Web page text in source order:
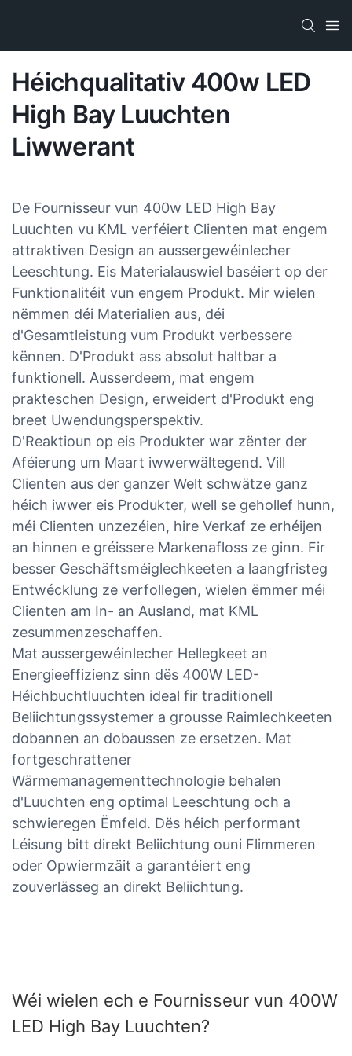
Héichqualitativ 400w LED
High Bay Luuchten
Liwwerant
De Fournisseur vun 400w LED High Bay
Luuchten vu KML verféiert Clienten mat engem
attraktiven Design an aussergewéinlecher
Leeschtung. Eis Materialauswiel baséiert op der
Funktionalitéit vun engem Produkt. Mir wielen
nëmmen déi Materialien aus, déi
d'Gesamtleistung vum Produkt verbessere
kënnen. D'Produkt ass absolut haltbar a
funktionell. Ausserdeem, mat engem
prakteschen Design, erweidert d'Produkt eng
breet Uwendungsperspektiv.
D'Reaktioun op eis Produkter war zënter der
Aféierung um Maart iwwerwältegend. Vill
Clienten aus der ganzer Welt schwätze ganz
héich iwwer eis Produkter, well se gehollef hunn,
méi Clienten unzezéien, hire Verkaf ze erhéijen
an hinnen e gréissere Markenafloss ze ginn. Fir
besser Geschäftsméiglechkeeten a laangfristeg
Entwécklung ze verfollegen, wielen ëmmer méi
Clienten am In- an Ausland, mat KML
zesummenzeschaffen.
Mat aussergewéinlecher Hellegkeet an
Energieeffizienz sinn dës 400W LED-
Héichbuchtluuchten ideal fir traditionell
Beliichtungssystemer a grousse Raimlechkeeten
dobannen an dobaussen ze ersetzen. Mat
fortgeschrattener
Wärmemanagementtechnologie behalen
d'Luuchten eng optimal Leeschtung och a
schwieregen Ëmfeld. Dës héich performant
Léisung bitt direkt Beliichtung ouni Flimmeren
oder Opwiermzäit a garantéiert eng
zouverlässeg an direkt Beliichtung.
Wéi wielen ech e Fournisseur vun 400W
LED High Bay Luuchten?